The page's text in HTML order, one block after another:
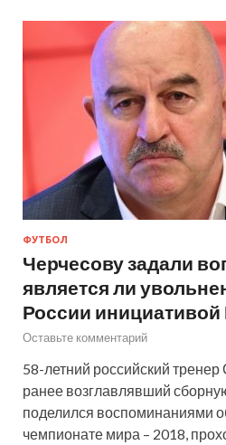
ФУТБОЛ
Черчесову задали
является ли
России инициативой
Оставьте комментарий
58-летний российский
ранее возглавлявший
поделился воспоминаниями
чемпионате мира – 2018,